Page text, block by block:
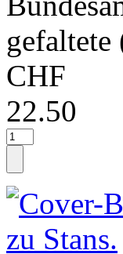
CHF
22.50